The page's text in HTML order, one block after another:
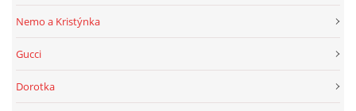
Nemo a Kristýnka
Gucci
Dorotka